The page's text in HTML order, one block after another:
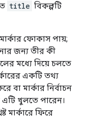
title বিকল্পটি
ফোকাস পায়;
জন্য তীর কী
মধ্যে দিয়ে চলতে
একটি তথ্য
বা মার্কার নির্বাচন
এটি খুলতে পারেন।
মার্কারে ফিরে